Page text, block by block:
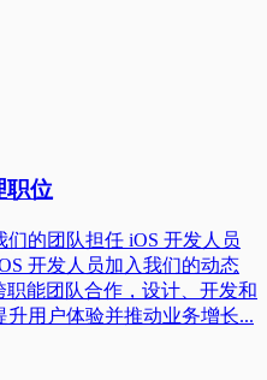
职位
的团队担任 iOS 开发人员
开发人员加入我们的动态
能团队合作，设计、开发和
用户体验并推动业务增长...